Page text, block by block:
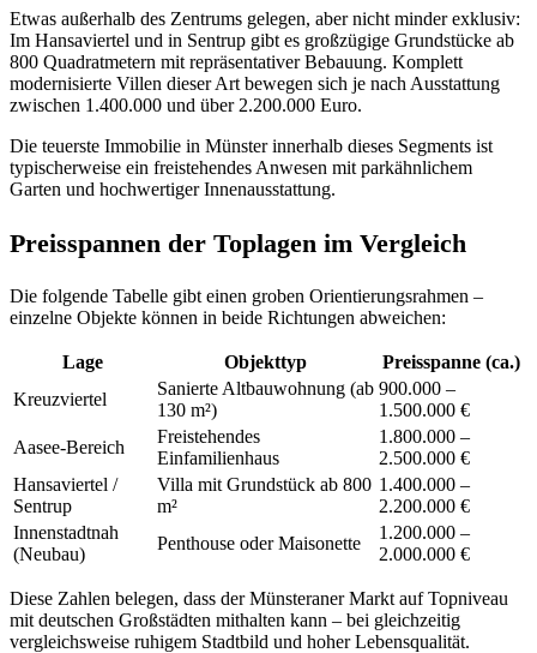
Etwas außerhalb des Zentrums gelegen, aber nicht minder exklusiv:
Im Hansaviertel und in Sentrup gibt es großzügige Grundstücke ab
800 Quadratmetern mit repräsentativer Bebauung. Komplett
modernisierte Villen dieser Art bewegen sich je nach Ausstattung
zwischen 1.400.000 und über 2.200.000 Euro.
Die teuerste Immobilie in Münster innerhalb dieses Segments ist
typischerweise ein freistehendes Anwesen mit parkähnlichem
Garten und hochwertiger Innenausstattung.
Preisspannen der Toplagen im Vergleich
Die folgende Tabelle gibt einen groben Orientierungsrahmen –
einzelne Objekte können in beide Richtungen abweichen:
Lage Objekttyp
Preisspanne (ca.)
Kreuzviertel
Sanierte Altbauwohnung (ab
130 m²)
900.000 –
1.500.000 €
Aasee-Bereich
Freistehendes
Einfamilienhaus
1.800.000 –
2.500.000 €
Hansaviertel /
Sentrup
Villa mit Grundstück ab 800
m²
1.400.000 –
2.200.000 €
Innenstadtnah
(Neubau)
Penthouse oder Maisonette
1.200.000 –
2.000.000 €
Diese Zahlen belegen, dass der Münsteraner Markt auf Topniveau
mit deutschen Großstädten mithalten kann – bei gleichzeitig
vergleichsweise ruhigem Stadtbild und hoher Lebensqualität.